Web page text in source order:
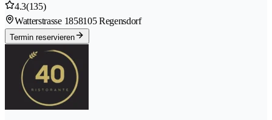
4.3(135)
Watterstrasse 1858105 Regensdorf
Termin reservieren